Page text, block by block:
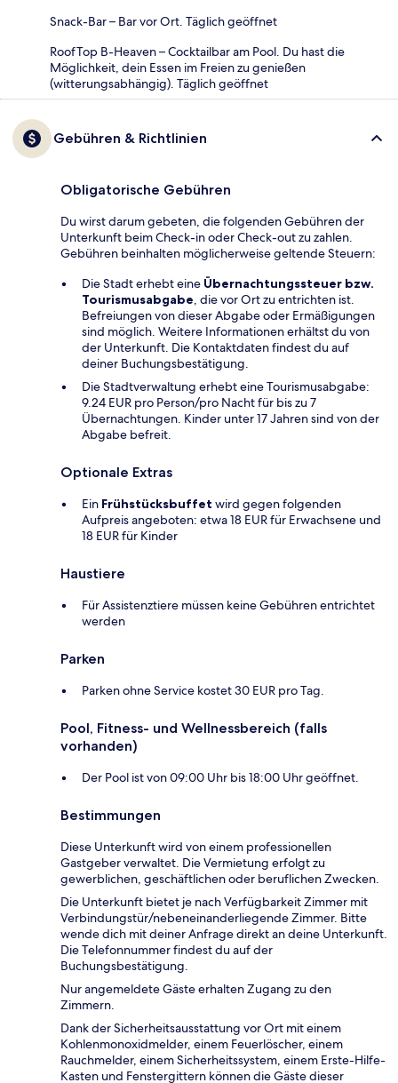
Snack-Bar – Bar vor Ort. Täglich geöffnet
RoofTop B-Heaven – Cocktailbar am Pool. Du hast die
Möglichkeit, dein Essen im Freien zu genießen
(witterungsabhängig). Täglich geöffnet
Gebühren & Richtlinien
Obligatorische Gebühren
Du wirst darum gebeten, die folgenden Gebühren der
Unterkunft beim Check-in oder Check-out zu zahlen.
Gebühren beinhalten möglicherweise geltende Steuern:
Die Stadt erhebt eine Übernachtungssteuer bzw.
Tourismusabgabe, die vor Ort zu entrichten ist.
Befreiungen von dieser Abgabe oder Ermäßigungen
sind möglich. Weitere Informationen erhältst du von
der Unterkunft. Die Kontaktdaten findest du auf
deiner Buchungsbestätigung.
Die Stadtverwaltung erhebt eine Tourismusabgabe:
9.24 EUR pro Person/pro Nacht für bis zu 7
Übernachtungen. Kinder unter 17 Jahren sind von der
Abgabe befreit.
Optionale Extras
Ein Frühstücksbuffet wird gegen folgenden
Aufpreis angeboten: etwa 18 EUR für Erwachsene und
18 EUR für Kinder
Haustiere
Für Assistenztiere müssen keine Gebühren entrichtet
werden
Parken
Parken ohne Service kostet 30 EUR pro Tag.
Pool, Fitness- und Wellnessbereich (falls
vorhanden)
Der Pool ist von 09:00 Uhr bis 18:00 Uhr geöffnet.
Bestimmungen
Diese Unterkunft wird von einem professionellen
Gastgeber verwaltet. Die Vermietung erfolgt zu
gewerblichen, geschäftlichen oder beruflichen Zwecken.
Die Unterkunft bietet je nach Verfügbarkeit Zimmer mit
Verbindungstür/nebeneinanderliegende Zimmer. Bitte
wende dich mit deiner Anfrage direkt an deine Unterkunft.
Die Telefonnummer findest du auf der
Buchungsbestätigung.
Nur angemeldete Gäste erhalten Zugang zu den
Zimmern.
Dank der Sicherheitsausstattung vor Ort mit einem
Kohlenmonoxidmelder, einem Feuerlöscher, einem
Rauchmelder, einem Sicherheitssystem, einem Erste-Hilfe-
Kasten und Fenstergittern können die Gäste dieser